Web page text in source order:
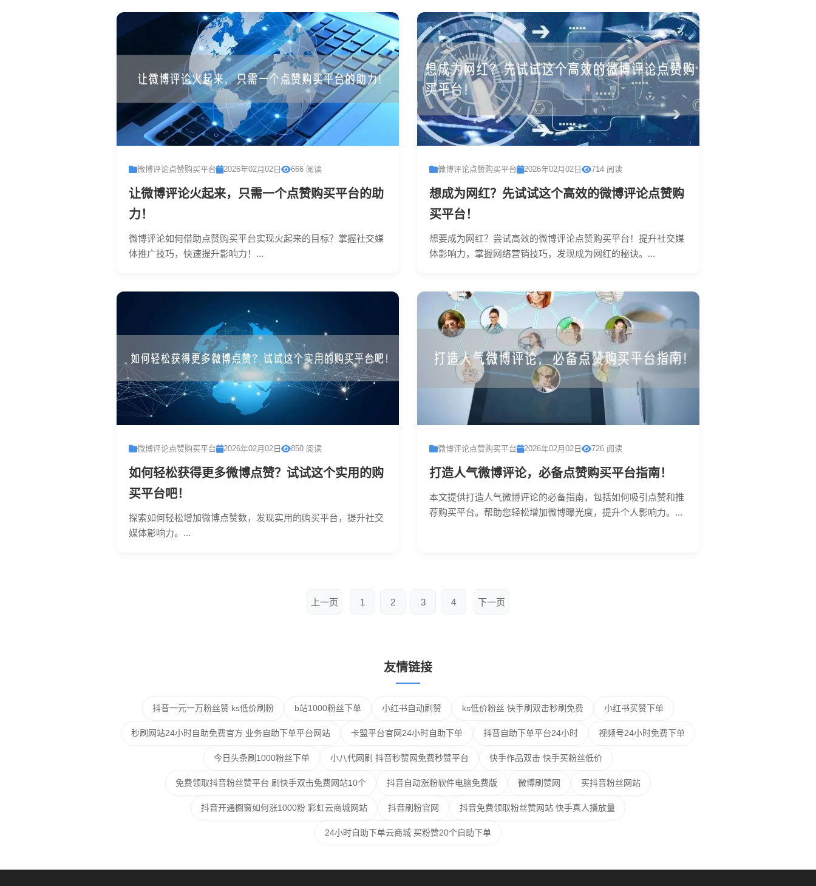
微博评论点赞购买平台 2026年02月02日 666 阅读
让微博评论火起来，只需一个点赞购买平台的助
力！
微博评论如何借助点赞购买平台实现火起来的目标？掌握社交媒
体推广技巧，快速提升影响力！...
微博评论点赞购买平台 2026年02月02日 714 阅读
想成为网红？先试试这个高效的微博评论点赞购
买平台！
想要成为网红？尝试高效的微博评论点赞购买平台！提升社交媒
体影响力，掌握网络营销技巧，发现成为网红的秘诀。...
微博评论点赞购买平台 2026年02月02日 850 阅读
如何轻松获得更多微博点赞？试试这个实用的购
买平台吧！
探索如何轻松增加微博点赞数，发现实用的购买平台，提升社交
媒体影响力。...
微博评论点赞购买平台 2026年02月02日 726 阅读
打造人气微博评论，必备点赞购买平台指南！
本文提供打造人气微博评论的必备指南，包括如何吸引点赞和推
荐购买平台。帮助您轻松增加微博曝光度，提升个人影响力。...
上一页 1 2 3 4 下一页
友情链接
抖音一元一万粉丝赞 ks低价刷粉 b站1000粉丝下单 小红书自动刷赞 ks低价粉丝 快手刷双击秒刷免费 小红书买赞下单
秒刷网站24小时自助免费官方 业务自助下单平台网站 卡盟平台官网24小时自助下单 抖音自助下单平台24小时 视频号24小时免费下单
今日头条刷1000粉丝下单 小八代网刷 抖音秒赞网免费秒赞平台 快手作品双击 快手买粉丝低价
免费领取抖音粉丝赞平台 刷快手双击免费网站10个 抖音自动涨粉软件电脑免费版 微博刷赞网 买抖音粉丝网站
抖音开通橱窗如何涨1000粉 彩虹云商城网站 抖音刷粉官网 抖音免费领取粉丝赞网站 快手真人播放量
24小时自助下单云商城 买粉赞20个自助下单